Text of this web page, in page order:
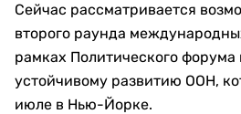
Сейчас рассматривается
второго раунда
рамках Политического форума
устойчивому развитию ООН,
июле в Нью-Йорке.